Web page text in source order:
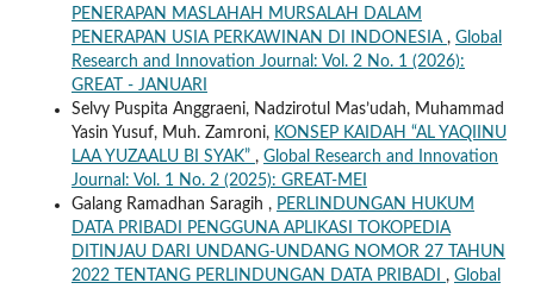
PENERAPAN MASLAHAH MURSALAH DALAM
PENERAPAN USIA PERKAWINAN DI INDONESIA , Global
Research and Innovation Journal: Vol. 2 No. 1 (2026):
GREAT - JANUARI
Selvy Puspita Anggraeni, Nadzirotul Mas’udah, Muhammad
Yasin Yusuf, Muh. Zamroni, KONSEP KAIDAH “AL YAQIINU
LAA YUZAALU BI SYAK” , Global Research and Innovation
Journal: Vol. 1 No. 2 (2025): GREAT-MEI
Galang Ramadhan Saragih , PERLINDUNGAN HUKUM
DATA PRIBADI PENGGUNA APLIKASI TOKOPEDIA
DITINJAU DARI UNDANG-UNDANG NOMOR 27 TAHUN
2022 TENTANG PERLINDUNGAN DATA PRIBADI , Global